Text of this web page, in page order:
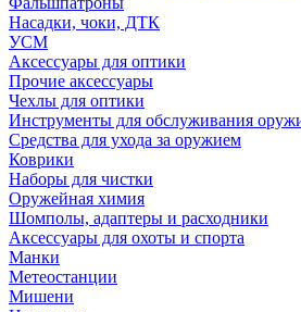
Насадки, чоки, ДТК
УСМ
Аксессуары для оптики
Прочие аксессуары
Чехлы для оптики
Инструменты для обслуживания
Средства для ухода за оружием
Коврики
Наборы для чистки
Оружейная химия
Шомполы, адаптеры и расходники
Аксессуары для охоты и спорта
Манки
Метеостанции
Мишени